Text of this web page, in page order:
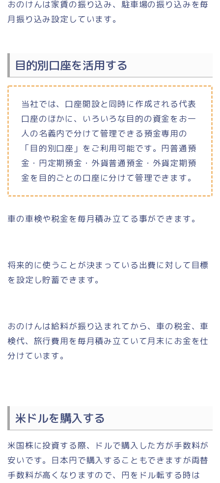
おのけんは家賃の振り込み、駐車場の振り込みを毎
月振り込み設定しています。
目的別口座を活用する
当社では、口座開設と同時に作成される代表
口座のほかに、いろいろな目的の資金をお一
人の名義内で分けて管理できる預金専用の
「目的別口座」をご利用可能です。円普通預
金・円定期預金・外貨普通預金・外貨定期預
金を目的ごとの口座に分けて管理できます。
車の車検や税金を毎月積み立てる事ができます。
将来的に使うことが決まっている出費に対して目標
を設定し貯蓄できます。
おのけんは給料が振り込まれてから、車の税金、車
検代、旅行費用を毎月積み立ていて月末にお金を仕
分けています。
米ドルを購入する
米国株に投資する際、ドルで購入した方が手数料が
安いです。日本円で購入することもできますが両替
手数料が高くなりますので、円をドル転する時は